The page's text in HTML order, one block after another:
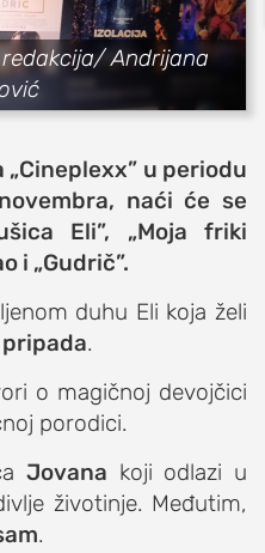
Andrijana
u periodu
naći će se
Eli”, „Moja friki
i „Gudrič”.
duhu Eli koja želi
pripada.
o magičnoj devojčici
porodici.
Jovana koji odlazi u
životinje. Međutim,
.